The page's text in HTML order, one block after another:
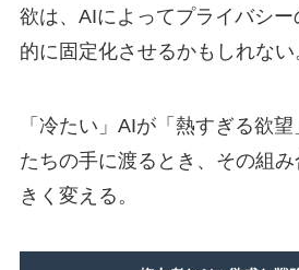
欲は、AIによってプライバシ
的に固定化させるかもしれない
「冷たい」AIが「熱すぎる欲
たちの手に渡るとき、その組
きく変える。